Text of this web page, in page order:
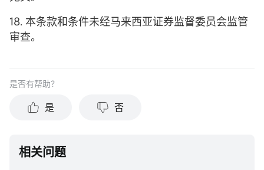
18. 本条款和条件未经马来西亚证券监督委员会监管
审查。
是否有帮助？
是 否
相关问题